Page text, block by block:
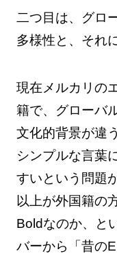
二つ目は、グロ
多様性と、それ
現在メルカリの
籍で、グローバ
文化的背景が違
シンプルな言葉
すいという問題
以上が外国籍の
Boldなのか、と
バーから「昔の